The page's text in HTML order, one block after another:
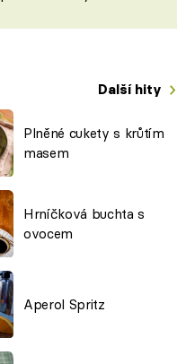
Další hity
Plněné cukety s krůtím
masem
Hrníčková buchta s
ovocem
Aperol Spritz